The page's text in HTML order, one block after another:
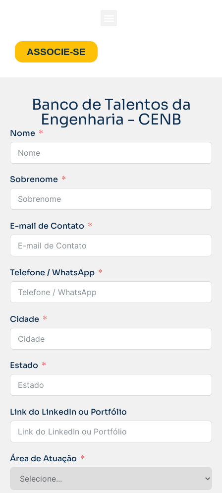
ASSOCIE-SE
Banco de Talentos da
Engenharia - CENB
Nome
Sobrenome
E-mail de Contato
Telefone / WhatsApp
Cidade
Estado
Link do LinkedIn ou Portfólio
Área de Atuação